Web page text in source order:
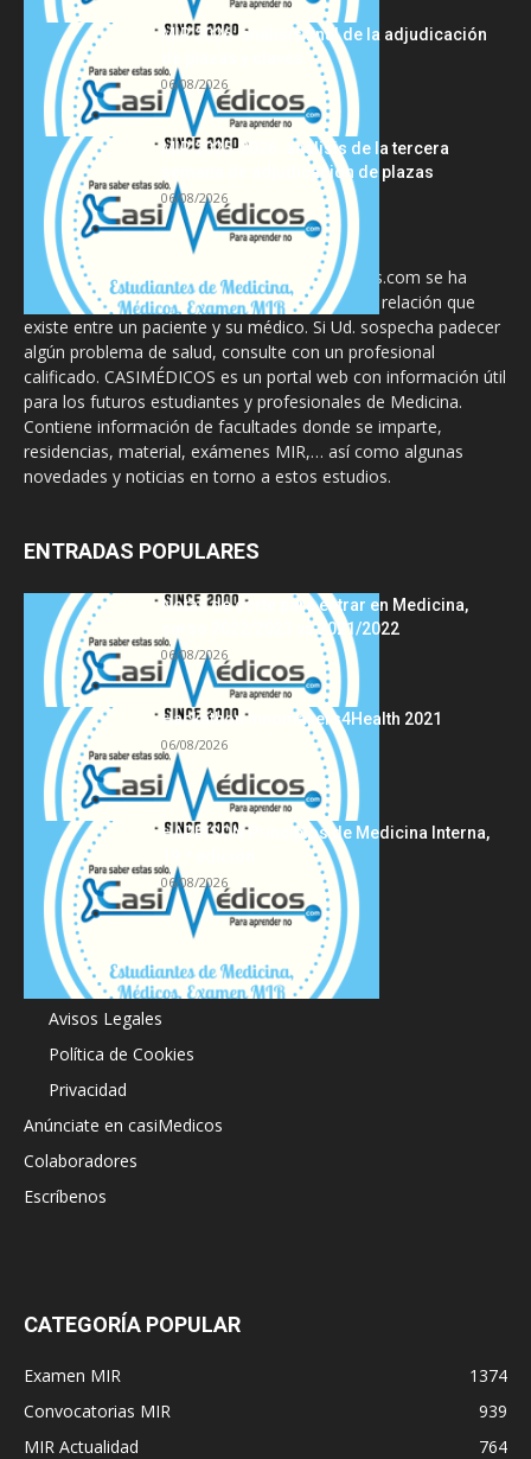
MIR 2026: análisis final de la adjudicación
de plazas y claves...
06/08/2026
MIR 2025-2026: análisis de la tercera
semana de adjudicación de plazas
06/08/2026
La información proporcionada en CasiMedicos.com se ha
diseñado para complementar, no substituir, la relación que
existe entre un paciente y su médico. Si Ud. sospecha padecer
algún problema de salud, consulte con un profesional
calificado. CASIMÉDICOS es un portal web con información útil
para los futuros estudiantes y profesionales de Medicina.
Contiene información de facultades donde se imparte,
residencias, material, exámenes MIR,… así como algunas
novedades y noticias en torno a estos estudios.
ENTRADAS POPULARES
Notas de corte para entrar en Medicina,
curso 2022/2023 vs 2021/2022
06/08/2026
Hackathon Innomakers4Health 2021
06/08/2026
HARRISON Principios de Medicina Interna,
06/08/2026
Acerca de
Avisos Legales
Política de Cookies
Privacidad
Anúnciate en casiMedicos
Colaboradores
Escríbenos
CATEGORÍA POPULAR
Examen MIR
1374
Convocatorias MIR
939
MIR Actualidad
764